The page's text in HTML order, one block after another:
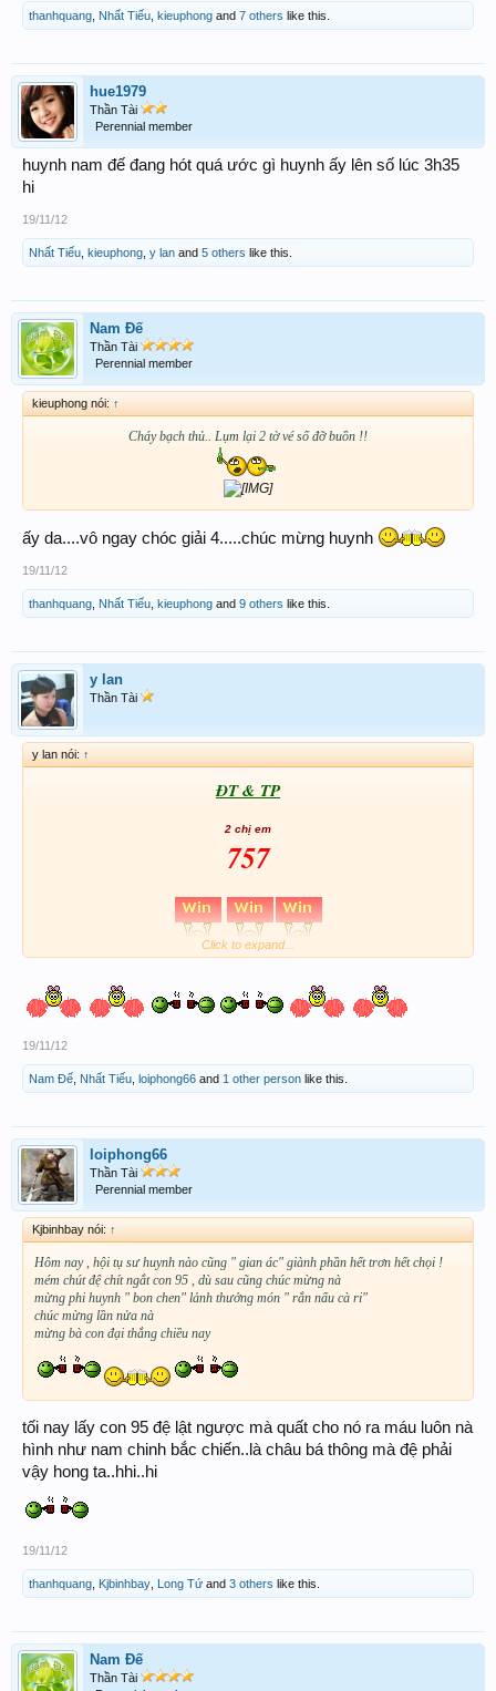
thanhquang Nhất Tiếu kieuphong and 7 others like this.
hue1979
Thần Tài
Perennial member
huynh nam đế đang hót quá ước gì huynh ấy lên số lúc 3h35
hi
19/11/12
Nhất Tiếu kieuphong y lan and 5 others like this.
Nam Đế
Thần Tài
Perennial member
kieuphong nói: ↑
Cháy bạch thủ.. Lụm lại 2 tờ vé số đỡ buồn !!
ấy da....vô ngay chóc giải 4.....chúc mừng huynh
19/11/12
thanhquang Nhất Tiếu kieuphong and 9 others like this.
y lan
Thần Tài
y lan nói: ↑
ĐT & TP
2 chị em
757
Click to expand...
19/11/12
Nam Đế Nhất Tiếu loiphong66 and 1 other person like this.
loiphong66
Thần Tài
Perennial member
Kjbinhbay nói: ↑
Hôm nay , hội tụ sư huynh nào cũng " gian ác" giành phần hết trơn hết chọi !
mém chút đệ chít ngắt con 95 , dù sau cũng chúc mừng nà
mừng phi huynh " bon chen" lảnh thưởng món " rắn nấu cà ri"
chúc mừng lần nửa nà
mừng bà con đại thắng chiều nay
tối nay lấy con 95 đệ lật ngược mà quất cho nó ra máu luôn nà
hình như nam chinh bắc chiến..là châu bá thông mà đệ phải
vậy hong ta..hhi..hi
19/11/12
thanhquang Kjbinhbay Long Tứ and 3 others like this.
Nam Đế
Thần Tài